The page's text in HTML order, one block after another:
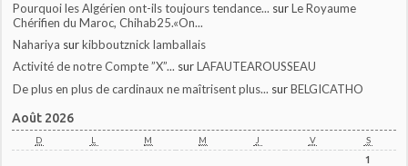
Pourquoi les Algérien ont-ils toujours tendance... surLe Royaume
Chérifien du Maroc, Chihab25.«On...
Nahariya surkibboutznick lamballais
Activité de notre Compte ”X”... surLAFAUTEAROUSSEAU
De plus en plus de cardinaux ne maîtrisent plus... surBELGICATHO
Août 2026
D L M M J V S
1